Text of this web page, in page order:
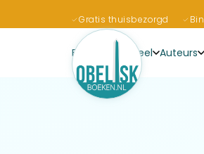
Gratis thuisbezorgd
Boeken Actueel Auteurs